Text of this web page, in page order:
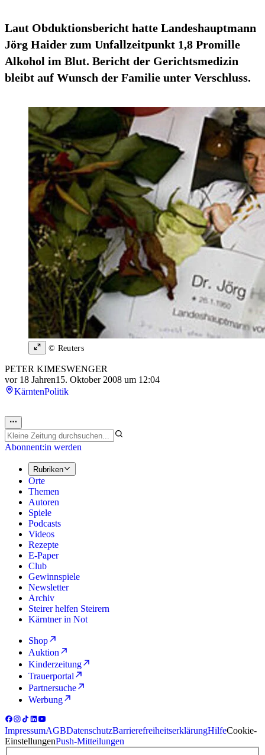
Laut Obduktionsbericht hatte Landeshauptmann
Jörg Haider zum Unfallzeitpunkt 1,8 Promille
Alkohol im Blut. Bericht der Gerichtsmedizin
bleibt auf Wunsch der Familie unter Verschluss.
© Reuters
PETER KIMESWENGER
vor 18 Jahren15. Oktober 2008 um 12:04
KärntenPolitik
Abonnent:in werden
Rubriken
Orte
Themen
Autoren
Spiele
Podcasts
Videos
Rezepte
E-Paper
Club
Gewinnspiele
Newsletter
Archiv
Steirer helfen Steirern
Kärntner in Not
Shop
Auktion
Kinderzeitung
Trauerportal
Partnersuche
Werbung
ImpressumAGBDatenschutzBarrierefreiheitserklärungHilfeCookie-
EinstellungenPush-Mitteilungen